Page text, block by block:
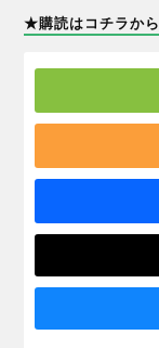
★購読はコチラから